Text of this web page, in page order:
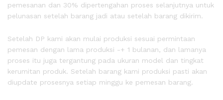
pemesanan dan 30% dipertengahan proses selanjutnya untuk
pelunasan setelah barang jadi atau setelah barang dikirim.
Setelah DP kami akan mulai produksi sesuai permintaan
pemesan dengan lama produksi -+ 1 bulanan, dan lamanya
proses itu juga tergantung pada ukuran model dan tingkat
kerumitan produk. Setelah barang kami produksi pasti akan
diupdate prosesnya setiap minggu ke pemesan barang.